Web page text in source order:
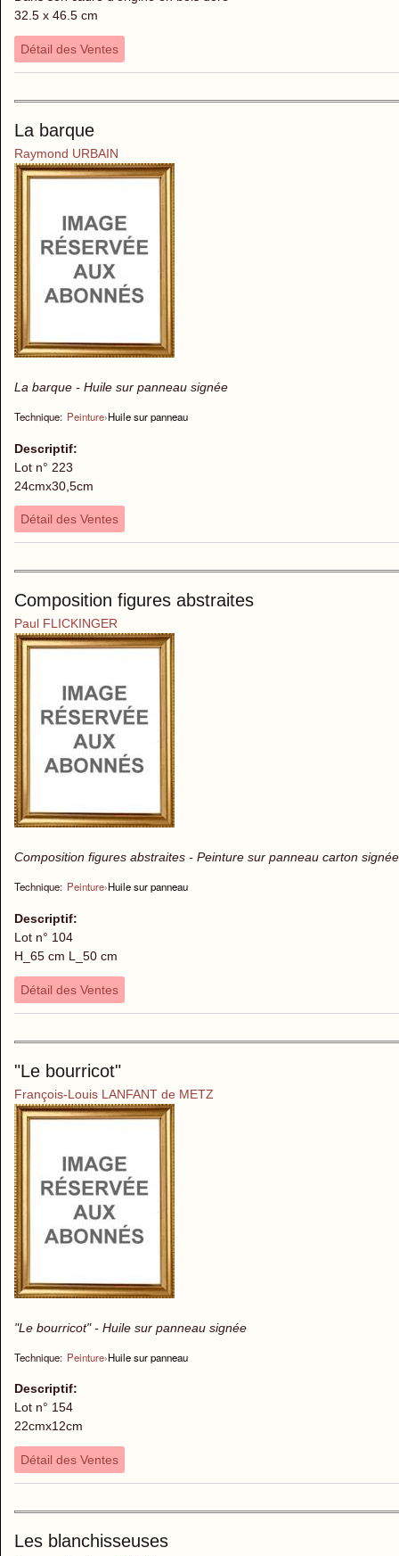
32.5 x 46.5 cm
Détail des Ventes
La barque
Raymond URBAIN
La barque - Huile sur panneau signée
Technique: Peinture›Huile sur panneau
Descriptif:
Lot n° 223
24cmx30,5cm
Détail des Ventes
Composition figures abstraites
Paul FLICKINGER
Composition figures abstraites - Peinture sur panneau carton signée
Technique: Peinture›Huile sur panneau
Descriptif:
Lot n° 104
H_65 cm L_50 cm
Détail des Ventes
"Le bourricot"
François-Louis LANFANT de METZ
"Le bourricot" - Huile sur panneau signée
Technique: Peinture›Huile sur panneau
Descriptif:
Lot n° 154
22cmx12cm
Détail des Ventes
Les blanchisseuses